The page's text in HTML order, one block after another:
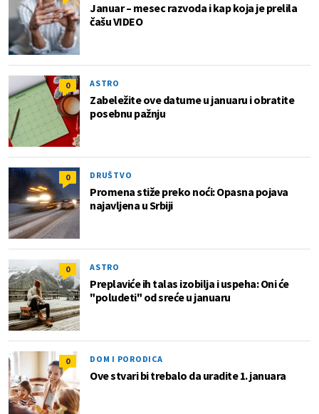
Januar – mesec razvoda i kap koja je prelila
čašu VIDEO
0 ASTRO
Zabeležite ove datume u januaru i obratite
posebnu pažnju
0 DRUŠTVO
Promena stiže preko noći: Opasna pojava
najavljena u Srbiji
0 ASTRO
Preplaviće ih talas izobilja i uspeha: Oni će
"poludeti" od sreće u januaru
0 DOM I PORODICA
Ove stvari bi trebalo da uradite 1. januara